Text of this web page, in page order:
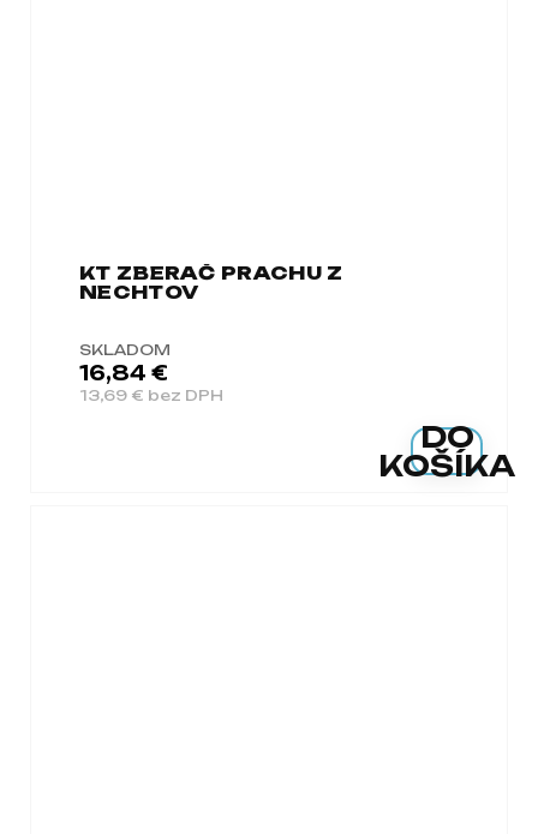
KT ZBERAČ PRACHU Z
NECHTOV
SKLADOM
13,69 € bez DPH
16,84 €
DO
KOŠÍKA